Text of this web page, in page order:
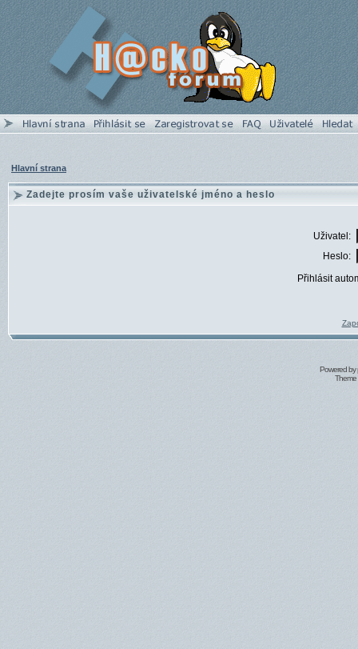
Hlavní strana
Zadejte prosím vaše uživatelské jméno a heslo
Uživatel:
Heslo:
Přihlásit
Powered by
Theme